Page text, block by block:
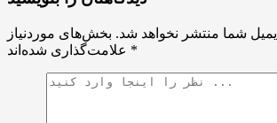
شما منتشر نخواهد شد. بخش‌های موردنیاز
*